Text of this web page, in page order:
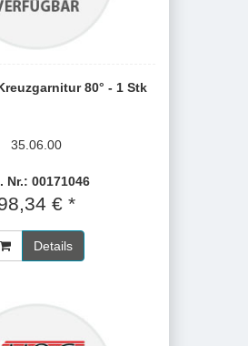
80° - 1 Stk
35.06.00
Nr.: 00171046
€ *
Details